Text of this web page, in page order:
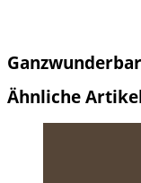
Ganzwunderbar
Ähnliche